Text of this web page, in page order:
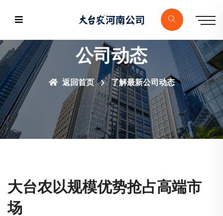
公司动态
返回首页 了解最新公司动态
大台农以规模优势抢占高端市
场